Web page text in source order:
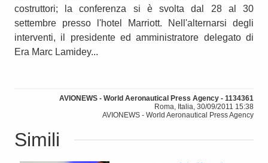
costruttori; la conferenza si è svolta dal 28 al 30
settembre presso l'hotel Marriott. Nell'alternarsi degli
interventi, il presidente ed amministratore delegato di
Era Marc Lamidey...
AVIONEWS - World Aeronautical Press Agency - 1134361
Roma, Italia, 30/09/2011 15:38
AVIONEWS - World Aeronautical Press Agency
Simili